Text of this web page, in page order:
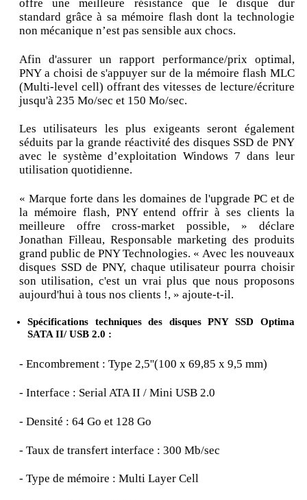
offre une meilleure résistance que le disque dur
standard grâce à sa mémoire flash dont la technologie
non mécanique n’est pas sensible aux chocs.
Afin d'assurer un rapport performance/prix optimal,
PNY a choisi de s'appuyer sur de la mémoire flash MLC
(Multi-level cell) offrant des vitesses de lecture/écriture
jusqu'à 235 Mo/sec et 150 Mo/sec.
Les utilisateurs les plus exigeants seront également
séduits par la grande réactivité des disques SSD de PNY
avec le système d’exploitation Windows 7 dans leur
utilisation quotidienne.
« Marque forte dans les domaines de l'upgrade PC et de
la mémoire flash, PNY entend offrir à ses clients la
meilleure offre cross-market possible, » déclare
Jonathan Filleau, Responsable marketing des produits
grand public de PNY Technologies. « Avec les nouveaux
disques SSD de PNY, chaque utilisateur pourra choisir
son utilisation, c'est un vrai plus que nous proposons
aujourd'hui à tous nos clients !, » ajoute-t-il.
Spécifications techniques des disques PNY SSD Optima
SATA II/ USB 2.0 :
- Encombrement : Type 2,5''(100 x 69,85 x 9,5 mm)
- Interface : Serial ATA II / Mini USB 2.0
- Densité : 64 Go et 128 Go
- Taux de transfert interface : 300 Mb/sec
- Type de mémoire : Multi Layer Cell